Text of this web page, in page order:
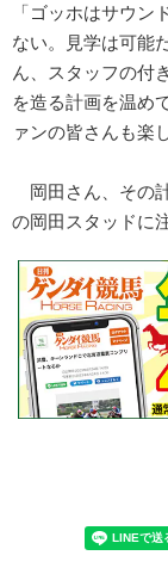
「ゴッホはサウ
ない。見学は可能
ん、スタッフの付
を造る計画を温め
ァンの皆さんも楽
岡田さん、その
の岡田スタッドに